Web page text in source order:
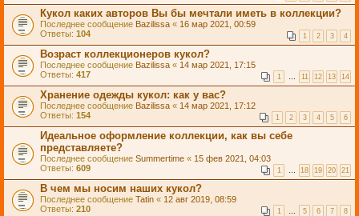
Кукол каких авторов Вы бы мечтали иметь в коллекции?
Последнее сообщение Bazilissa « 16 мар 2021, 00:59
Ответы: 104 1 2 3 4
Возраст коллекционеров кукол?
Последнее сообщение Bazilissa « 14 мар 2021, 17:15
Ответы: 417 1 … 11 12 13 14
Хранение одежды кукол: как у вас?
Последнее сообщение Bazilissa « 14 мар 2021, 17:12
Ответы: 154 1 2 3 4 5 6
Идеальное оформление коллекции, как вы себе
представляете?
Последнее сообщение Summertime « 15 фев 2021, 04:03
Ответы: 609 1 … 18 19 20 21
В чем мы носим наших кукол?
Последнее сообщение Tatin « 12 авг 2019, 08:59
Ответы: 210 1 … 5 6 7 8